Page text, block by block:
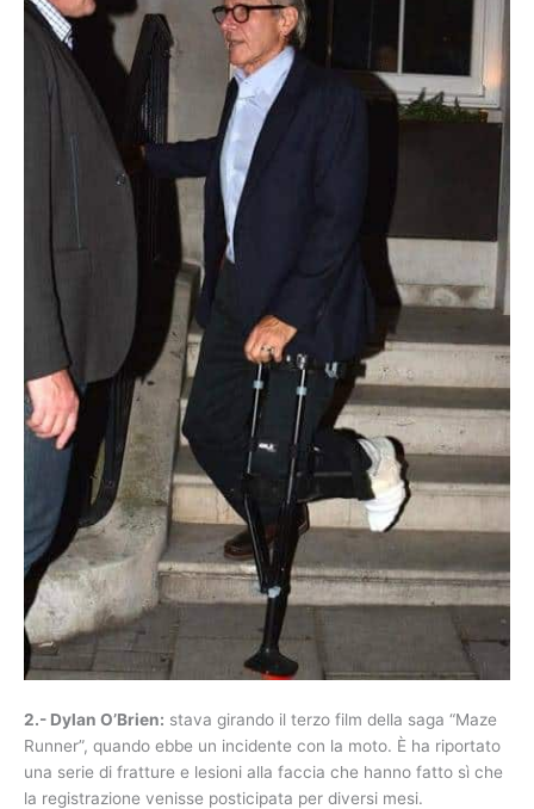
2.- Dylan O’Brien: stava girando il terzo film della saga “Maze
Runner”, quando ebbe un incidente con la moto. È ha riportato
una serie di fratture e lesioni alla faccia che hanno fatto sì che
la registrazione venisse posticipata per diversi mesi.